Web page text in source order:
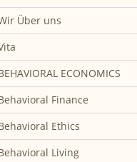
Über uns
ECONOMICS
Finance
Ethics
Living